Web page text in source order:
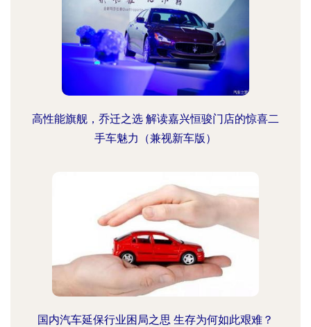
高性能旗舰，乔迁之选 解读嘉兴恒骏门店的惊喜二
手车魅力（兼视新车版）
国内汽车延保行业困局之思 生存为何如此艰难？